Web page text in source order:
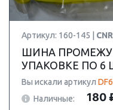
Артикул: 160-145 | CNR
ШИНА
УПАКОВКЕ ПО 6
Вы искали артикул
Наличные:
180